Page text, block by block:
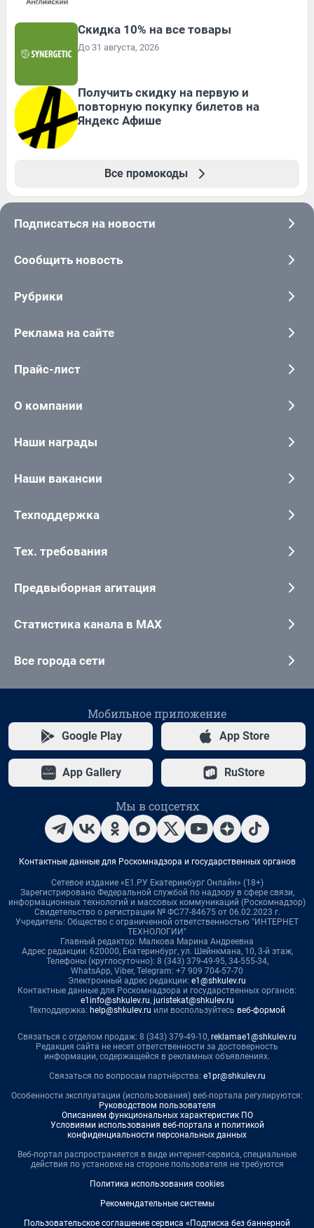
Скидка 10% на все товары
До 31 августа, 2026
Получить скидку на первую и
повторную покупку билетов на
Яндекс Афише
Все промокоды
Подписаться на новости
Сообщить новость
Рубрики
Реклама на сайте
Прайс-лист
О компании
Наши награды
Наши вакансии
Техподдержка
Тех. требования
Предвыборная агитация
Статистика канала в MAX
Все города сети
Мобильное приложение
Google Play App Store
App Gallery RuStore
Мы в соцсетях
Контактные данные для Роскомнадзора и государственных органов
Сетевое издание «Е1.РУ Екатеринбург Онлайн» (18+)
Зарегистрировано Федеральной службой по надзору в сфере связи,
информационных технологий и массовых коммуникаций (Роскомнадзор)
Свидетельство о регистрации № ФС77-84675 от 06.02.2023 г.
Учредитель: Общество с ограниченной ответственностью "ИНТЕРНЕТ
ТЕХНОЛОГИИ"
Главный редактор: Малкова Марина Андреевна
Адрес редакции: 620000, Екатеринбург, ул. Шейнкмана, 10, 3-й этаж,
Телефоны (круглосуточно): 8 (343) 379-49-95, 34-555-34,
WhatsApp, Viber, Telegram: +7 909 704-57-70
Электронный адрес редакции: e1@shkulev.ru
Контактные данные для Роскомнадзора и государственных органов:
e1info@shkulev.ru, juristekat@shkulev.ru
Техподдержка: help@shkulev.ru или воспользуйтесь веб-формой
Связаться с отделом продаж: 8 (343) 379-49-10, reklamae1@shkulev.ru
Редакция сайта не несет ответственности за достоверность
информации, содержащейся в рекламных объявлениях.
Связаться по вопросам партнёрства: e1pr@shkulev.ru
Особенности эксплуатации (использования) веб-портала регулируются:
Руководством пользователя
Описанием функциональных характеристик ПО
Условиями использования веб-портала и политикой
конфиденциальности персональных данных
Веб-портал распространяется в виде интернет-сервиса, специальные
действия по установке на стороне пользователя не требуются
Политика использования cookies
Рекомендательные системы
Пользовательское соглашение сервиса «Подписка без баннерной